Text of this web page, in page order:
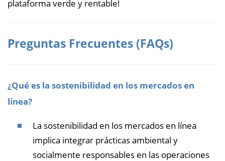
plataforma verde y rentable!
Preguntas Frecuentes (FAQs)
¿Qué es la sostenibilidad en los mercados en
línea?
La sostenibilidad en los mercados en línea
implica integrar prácticas ambiental y
socialmente responsables en las operaciones